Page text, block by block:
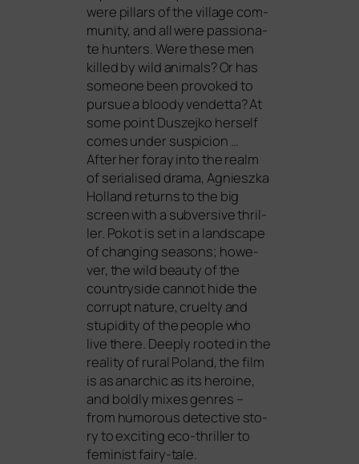
were pil­lars of the vil­la­ge com­
mu­ni­ty, and all were pas­sio­na­
te hun­ters. Were the­se men
kil­led by wild ani­mals? Or has
someone been pro­vo­ked to
pur­sue a bloo­dy ven­det­ta? At
some point Duszejko hers­elf
comes under suspicion …
After her foray into the realm
of seria­li­sed dra­ma, Agnieszka
Holland returns to the big
screen with a sub­ver­si­ve thril­
ler. Pokotis set in a land­scape
of chan­ging sea­sons; howe­
ver, the wild beau­ty of the
coun­try­si­de can­not hide the
cor­rupt natu­re, cruel­ty and
stu­pi­di­ty of the peo­p­le who
live the­re. Deeply roo­ted in the
rea­li­ty of rural Poland, the film
is as anar­chic as its heroi­ne,
and bold­ly mixes gen­res –
from humo­rous detec­ti­ve sto­
ry to exci­ting eco-thril­ler to
femi­nist fairy-tale.